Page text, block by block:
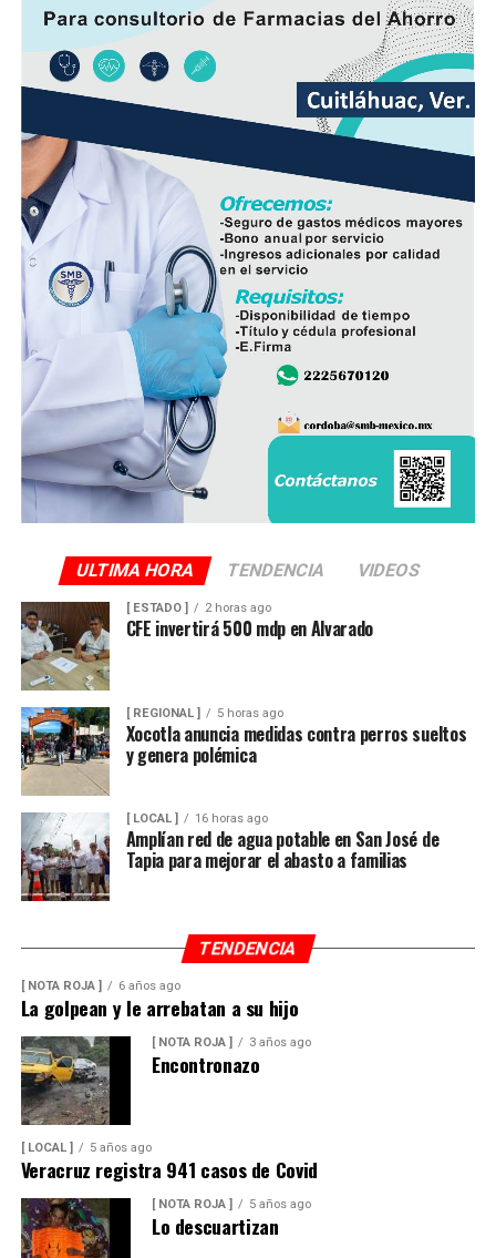
La rehabilitación consistió en la colocación de carpeta
asfáltica en caliente sobre una superficie de 2 mil 200
metros cuadrados de la calle Puebla, en el tramo
comprendido entre el camino a Sabana Larga y San
Rafael Calería. Los trabajos fueron financiados con
recursos del Fondo de Aportaciones para el
Fortalecimiento de los Municipios (FORTAMUN).
En representación de los vecinos, el presidente del
Comité de Obra, Antonio Herrera Llanos
, recordó que
años por los habitantes de La Luz Palotal, por lo que
consideró que su ejecución mejorará las condiciones de
movilidad y seguridad para quienes diariamente utilizan
esta vialidad.
A la inauguración asistieron integrantes del Cabildo,
funcionarios municipales, representantes del comité de
obra y habitantes de la comunidad, quienes recorrieron
el tramo rehabilitado.
Con esta obra, el Ayuntamiento dio inicio formal al
programa de infraestructura de la presente
administración, con el objetivo de mejorar las vialidades
y fortalecer los servicios en distintos sectores del
ULTIMA HORA TENDENCIA VIDEOS
[ ESTADO ] 2 horas ago
CFE invertirá 500 mdp en Alvarado
[ REGIONAL ] 5 horas ago
Xocotla anuncia medidas contra perros sueltos
y genera polémica
[ LOCAL ] 16 horas ago
Amplían red de agua potable en San José de
Tapia para mejorar el abasto a familias
TENDENCIA
[ NOTA ROJA ] 6 años ago
La golpean y le arrebatan a su hijo
[ NOTA ROJA ] 3 años ago
Encontronazo
[ LOCAL ] 5 años ago
Veracruz registra 941 casos de Covid
[ NOTA ROJA ] 5 años ago
Lo descuartizan